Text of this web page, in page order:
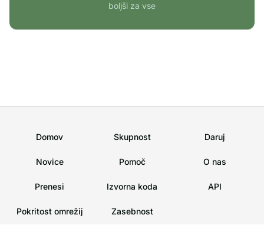
boljši za vse
Domov Skupnost Daruj
Novice Pomoč O nas
Prenesi Izvorna koda API
Pokritost omrežij Zasebnost